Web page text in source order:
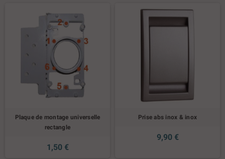
Plaque de montage universelle
rectangle
1,50 €
Prise abs inox & inox
9,90 €